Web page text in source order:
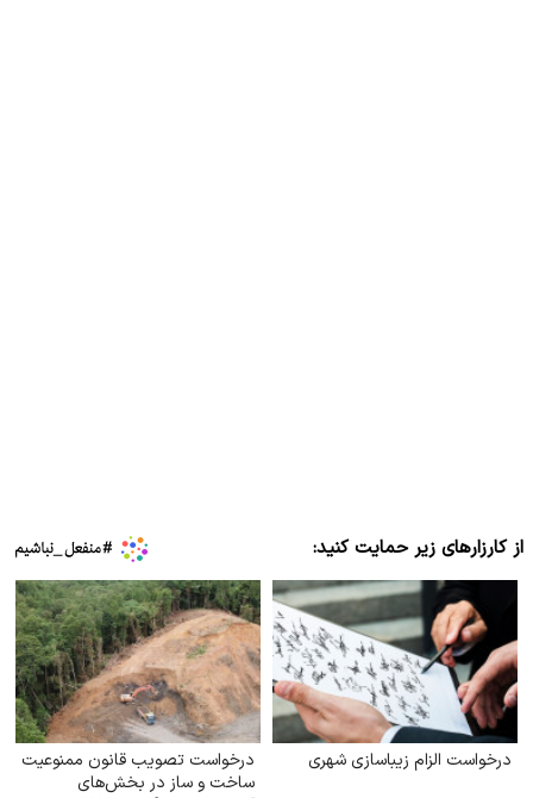
از کارزارهای زیر حمایت کنید:
درخواست الزام زیبا‌سازی شهری
درخواست تصویب قانون ممنوعیت
ساخت و ساز در بخش‌های